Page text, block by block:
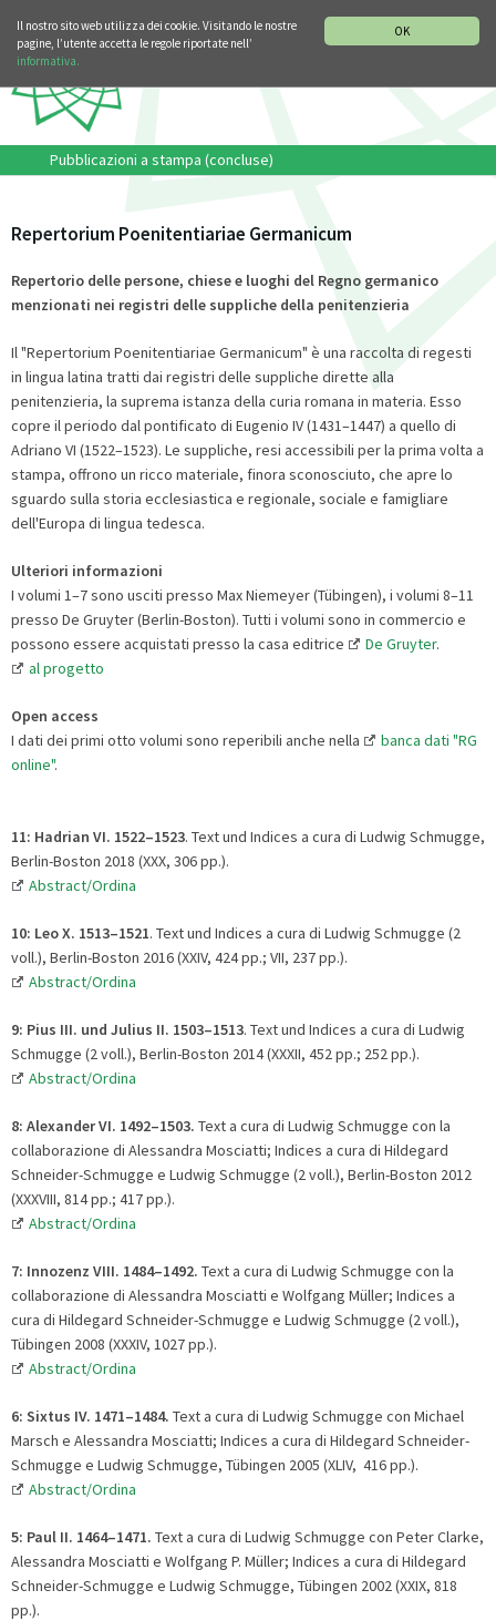
OK
Il nostro sito web utilizza dei cookie. Visitando le nostre
pagine, l’utente accetta le regole riportate nell’
informativa.
Pubblicazioni a stampa (concluse)
Repertorium Poenitentiariae Germanicum
Repertorio delle persone, chiese e luoghi del Regno germanico
menzionati nei registri delle suppliche della penitenzieria
Il "Repertorium Poenitentiariae Germanicum" è una raccolta di regesti
in lingua latina tratti dai registri delle suppliche dirette alla
penitenzieria, la suprema istanza della curia romana in materia. Esso
copre il periodo dal pontificato di Eugenio IV (1431–1447) a quello di
Adriano VI (1522–1523). Le suppliche, resi accessibili per la prima volta a
stampa, offrono un ricco materiale, finora sconosciuto, che apre lo
sguardo sulla storia ecclesiastica e regionale, sociale e famigliare
dell'Europa di lingua tedesca.
Ulteriori informazioni
I volumi 1–7 sono usciti presso Max Niemeyer (Tübingen), i volumi 8–11
presso De Gruyter (Berlin-Boston). Tutti i volumi sono in commercio e
possono essere acquistati presso la casa editrice
De Gruyter.
al progetto
Open access
I dati dei primi otto volumi sono reperibili anche nella
banca dati "RG
online".
11: Hadrian VI. 1522–1523. Text und Indices a cura di Ludwig Schmugge,
Berlin-Boston 2018 (XXX, 306 pp.).
Abstract/Ordina
10: Leo X. 1513–1521. Text und Indices a cura di Ludwig Schmugge (2
voll.), Berlin-Boston 2016 (XXIV, 424 pp.; VII, 237 pp.).
Abstract/Ordina
9: Pius III. und Julius II. 1503–1513. Text und Indices a cura di Ludwig
Schmugge (2 voll.), Berlin-Boston 2014 (XXXII, 452 pp.; 252 pp.).
Abstract/Ordina
8: Alexander VI. 1492–1503. Text a cura di Ludwig Schmugge con la
collaborazione di Alessandra Mosciatti; Indices a cura di Hildegard
Schneider-Schmugge e Ludwig Schmugge (2 voll.), Berlin-Boston 2012
(XXXVIII, 814 pp.; 417 pp.).
Abstract/Ordina
7: Innozenz VIII. 1484–1492. Text a cura di Ludwig Schmugge con la
collaborazione di Alessandra Mosciatti e Wolfgang Müller; Indices a
cura di Hildegard Schneider-Schmugge e Ludwig Schmugge (2 voll.),
Tübingen 2008 (XXXIV, 1027 pp.).
Abstract/Ordina
6: Sixtus IV. 1471–1484. Text a cura di Ludwig Schmugge con Michael
Marsch e Alessandra Mosciatti; Indices a cura di Hildegard Schneider-
Schmugge e Ludwig Schmugge, Tübingen 2005 (XLIV, 416 pp.).
Abstract/Ordina
5: Paul II. 1464–1471. Text a cura di Ludwig Schmugge con Peter Clarke,
Alessandra Mosciatti e Wolfgang P. Müller; Indices a cura di Hildegard
Schneider-Schmugge e Ludwig Schmugge, Tübingen 2002 (XXIX, 818
pp.).